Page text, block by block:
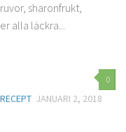
sharonfrukt,
alla läckra...
0
RECEPT JANUARI 2, 2018